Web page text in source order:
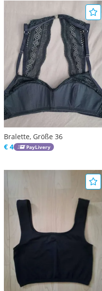
Bralette, Größe 36
€ 4
PayLivery